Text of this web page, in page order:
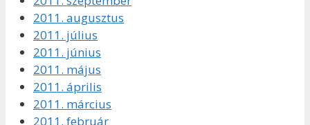
2011. augusztus
2011. július
2011. június
2011. május
2011. április
2011. március
2011. február